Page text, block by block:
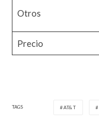
Otros
Precio
TAGS AT&T